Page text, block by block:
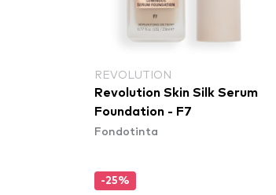
REVOLUTION
Revolution Skin Silk Serum
Foundation - F7
Fondotinta
-25%